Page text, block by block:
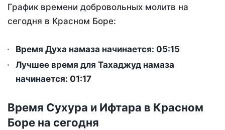
График времени добровольных молитв на
сегодня в Красном Боре:
Время Духа намаза начинается: 05:15
Лучшее время для Тахаджуд намаза
начинается: 01:17
Время Сухура и Ифтара в Красном
Боре на сегодня